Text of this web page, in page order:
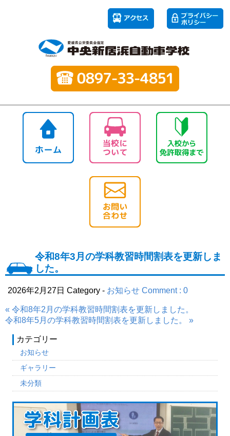
令和8年3月の学科教習時間割表を更新しま
した。
2026年2月27日 Category - お知らせ Comment : 0
« 令和8年2月の学科教習時間割表を更新しました。
令和8年5月の学科教習時間割表を更新しました。 »
カテゴリー
お知らせ
ギャラリー
未分類